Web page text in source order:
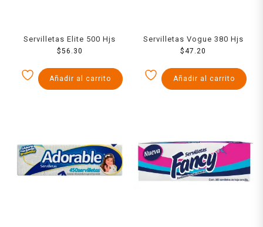
Servilletas Elite 500 Hjs
$56.30
Añadir al carrito
Servilletas Vogue 380 Hjs
$47.20
Añadir al carrito